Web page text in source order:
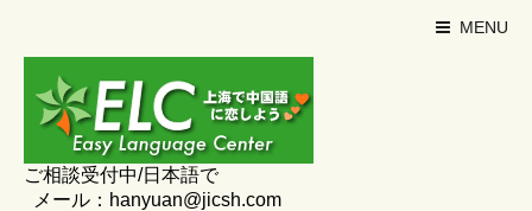
MENU
ご相談受付中/日本語で
メール：hanyuan@jicsh.com